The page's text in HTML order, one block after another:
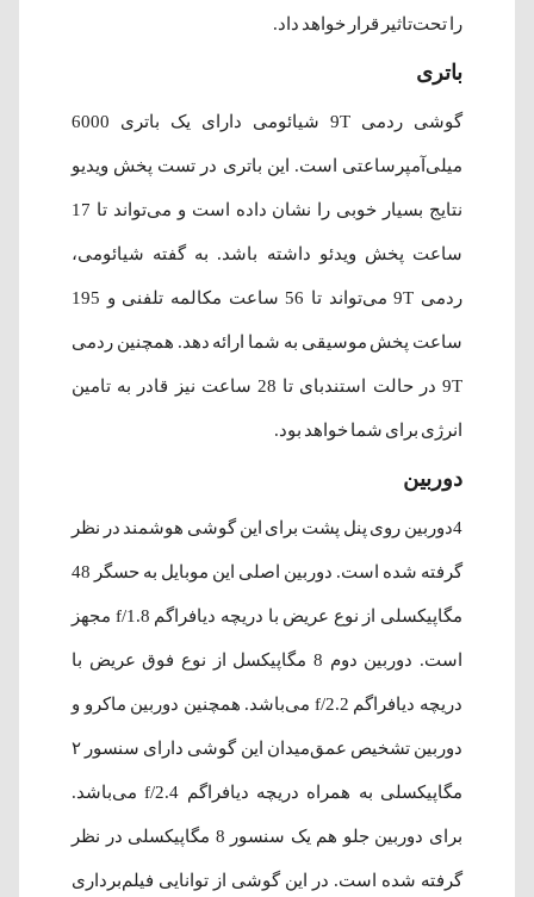
را تحت‌‌تاثیر قرار خواهد داد.
باتری
گوشی ردمی 9T شیائومی دارای یک باتری 6000
میلی‌آمپرساعتی است. این باتری در تست پخش ویدیو
نتایج بسیار خوبی را نشان داده است و می‌تواند تا 17
ساعت پخش ویدئو داشته باشد. به گفته شیائومی،
ردمی 9T می‌تواند تا 56 ساعت مکالمه تلفنی و 195
ساعت پخش موسیقی به شما ارائه دهد. همچنین ردمی
9T در حالت استندبای تا 28 ساعت نیز قادر به تامین
انرژی برای شما خواهد بود.
دوربین
4دوربین روی پنل پشت برای این گوشی هوشمند در نظر
گرفته شده‌ است. دوربین اصلی این موبایل به حسگر 48
مگاپیکسلی از نوع عریض با دریچه دیافراگم f/1.8 مجهز
است. دوربین دوم 8 مگاپیکسل از نوع فوق عریض با
دریچه دیافراگم f/2.2 می‌باشد. همچنین دوربین ماکرو و
دوربین تشخیص عمق‌میدان این گوشی دارای سنسور ۲
مگاپیکسلی به همراه دریچه دیافراگم f/2.4 می‌باشد.
برای دوربین جلو هم یک سنسور 8 مگاپیکسلی در نظر
گرفته شده‌ است. در این گوشی از توانایی فیلم‌برداری